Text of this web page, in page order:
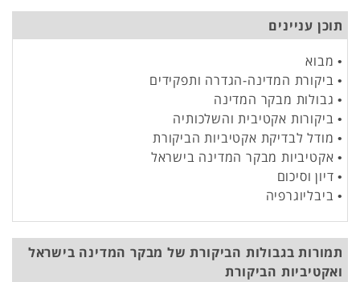
תוכן עניינים
• מבוא
• ביקורת המדינה-הגדרה ותפקידים
• גבולות מבקר המדינה
• ביקורות אקטיבית והשלכותיה
• מודל לבדיקת אקטיביות הביקורת
• אקטיביות מבקר המדינה בישראל
• דיון וסיכום
• ביבליוגרפיה
תמורות בגבולות הביקורת של מבקר המדינה בישראל
ואקטיביות הביקורת